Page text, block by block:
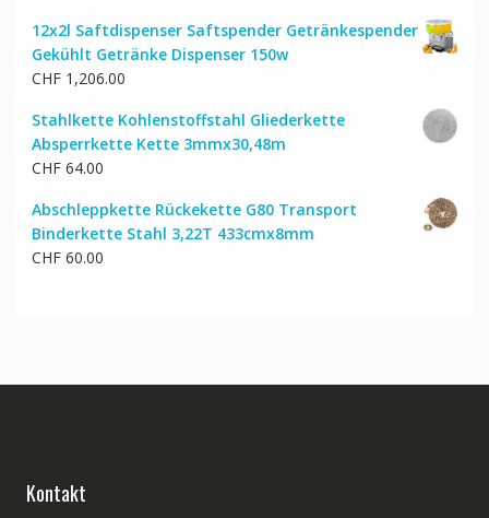
12x2l Saftdispenser Saftspender Getränkespender
Gekühlt Getränke Dispenser 150w
CHF1,206.00
Stahlkette Kohlenstoffstahl Gliederkette
Absperrkette Kette 3mmx30,48m
CHF64.00
Abschleppkette Rückekette G80 Transport
Binderkette Stahl 3,22T 433cmx8mm
CHF60.00
Kontakt